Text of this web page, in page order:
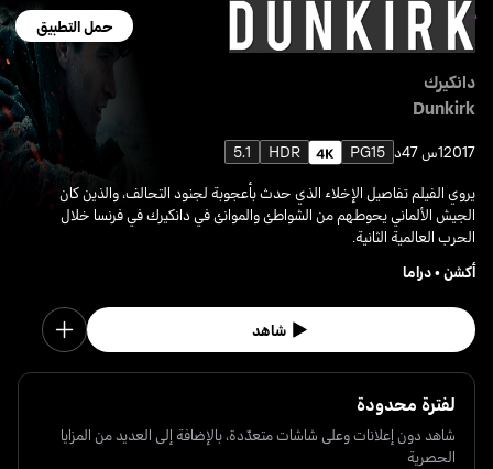
حمل التطبيق
دانكيرك
Dunkirk
20171س 47د PG15
HDR
5.1
يروي الفيلم تفاصيل الإخلاء الذي حدث بأعجوبة لجنود التحالف، والذين كان
الجيش الألماني يحوطهم من الشواطئ والموانئ في دانكيرك في فرنسا خلال
الحرب العالمية الثانية.
أكشن•دراما
شاهد
لفترة محدودة
شاهد دون إعلانات وعلى شاشات متعدّدة، بالإضافة إلى العديد من المزايا
الحصرية